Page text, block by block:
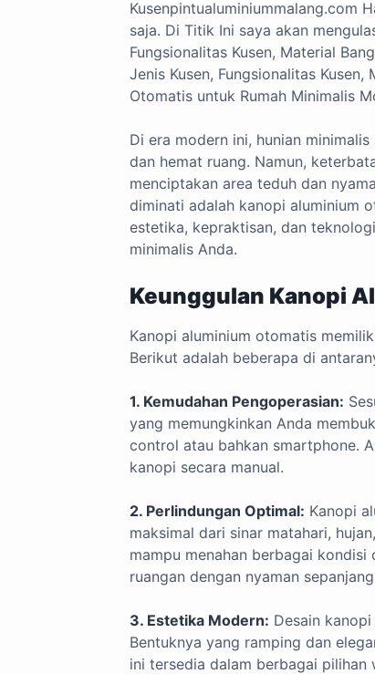
Kusenpintualuminiummalang.com
saja. Di Titik Ini saya akan
Fungsionalitas Kusen, Material
Jenis Kusen, Fungsionalitas
Otomatis untuk Rumah Minimalis
Di era modern ini, hunian
dan hemat ruang. Namun,
menciptakan area teduh dan
diminati adalah kanopi aluminium
estetika, kepraktisan, dan
minimalis Anda.
Keunggulan Kanopi
Kanopi aluminium otomatis
Berikut adalah beberapa di
1. Kemudahan Pengoperasian:
yang memungkinkan Anda
control atau bahkan smartphone.
kanopi secara manual.
2. Perlindungan Optimal: Kanopi
maksimal dari sinar matahari,
mampu menahan berbagai
ruangan dengan nyaman
3. Estetika Modern: Desain
Bentuknya yang ramping dan
ini tersedia dalam berbagai pilihan